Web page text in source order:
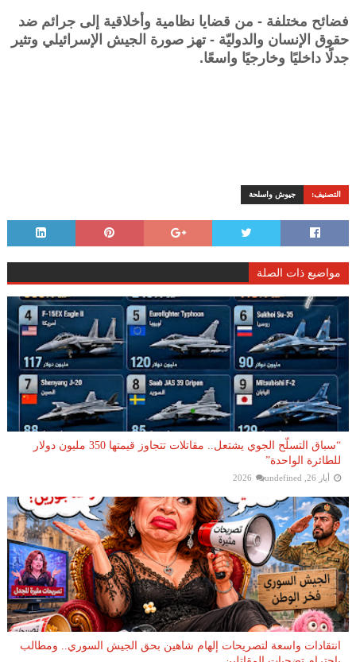
فضائح مختلفة - من قضايا نظامية وأخلاقية إلى جرائم ضد
حقوق الإنسان والدوليّة - تهز صورة الجيش الإسرائيلي وتثير
جدلًا داخليًا وخارجيًا واسعًا.
التصنيف: جيوش واسلحة
مواضيع ذات الصلة
“سباق التسلّح الجوي يشتعل.. مقاتلات تتجاوز قيمتها 350 مليون دولار
للطائرة الواحدة”
أيار 26, 2026 undefined
انتقادات واسعة لتصريحات إلهام شاهين بحق الجيش السوري.. ومطالب